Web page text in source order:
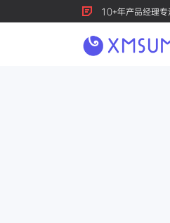
10+年产品经理